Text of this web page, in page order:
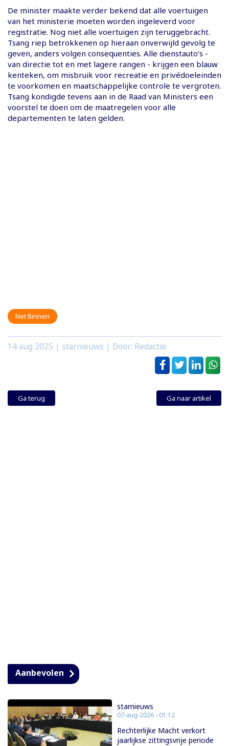
De minister maakte verder bekend dat alle voertuigen
van het ministerie moeten worden ingeleverd voor
registratie. Nog niet alle voertuigen zijn teruggebracht.
Tsang riep betrokkenen op hieraan onverwijld gevolg te
geven, anders volgen consequenties. Alle dienstauto’s -
van directie tot en met lagere rangen - krijgen een blauw
kenteken, om misbruik voor recreatie en privédoeleinden
te voorkomen en maatschappelijke controle te vergroten.
Tsang kondigde tevens aan in de Raad van Ministers een
voorstel te doen om de maatregelen voor alle
departementen te laten gelden.
Net Binnen
14 aug 2025 | starnieuws | Door: Redactie
Ga terug Ga naar artikel
Aanbevolen
starnieuws
07-aug-2026 - 01:12
Rechterlijke Macht verkort
jaarlijkse zittingsvrije periode